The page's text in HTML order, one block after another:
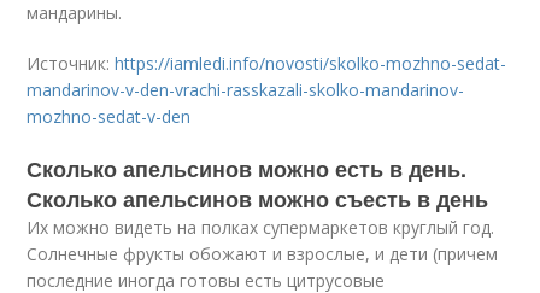
мандарины.
Источник:https://iamledi.info/novosti/skolko-mozhno-sedat-
mandarinov-v-den-vrachi-rasskazali-skolko-mandarinov-
mozhno-sedat-v-den
Сколько апельсинов можно есть в день.
Сколько апельсинов можно съесть в день
Их можно видеть на полках супермаркетов круглый год.
Солнечные фрукты обожают и взрослые, и дети (причем
последние иногда готовы есть цитрусовые